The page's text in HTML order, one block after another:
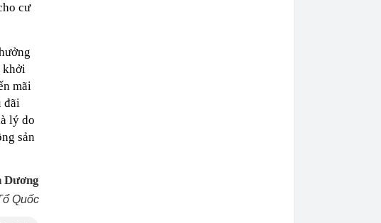
cư
khởi
mãi
đãi
lý do
sản
Dương
Quốc